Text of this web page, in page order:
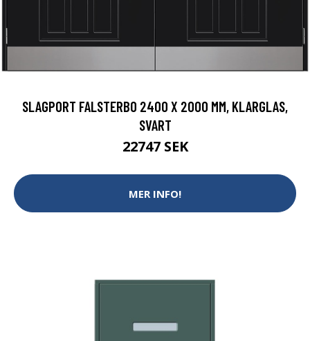
SLAGPORT FALSTERBO 2400 X 2000 MM, KLARGLAS,
SVART
22747 SEK
MER INFO!